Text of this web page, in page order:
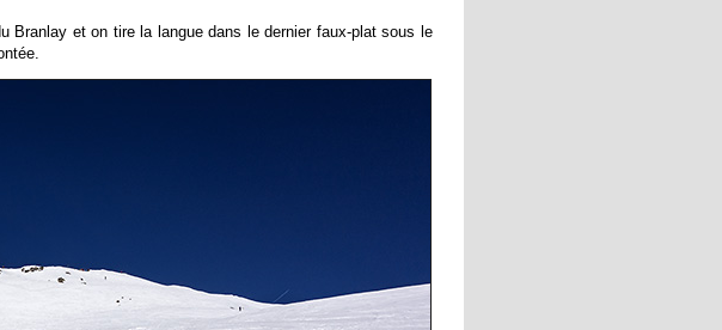
Branlay et on tire la langue dans le dernier faux-plat sous le